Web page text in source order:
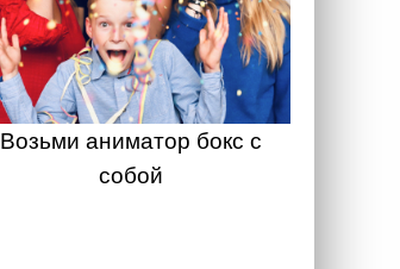
Возьми аниматор бокс с
собой